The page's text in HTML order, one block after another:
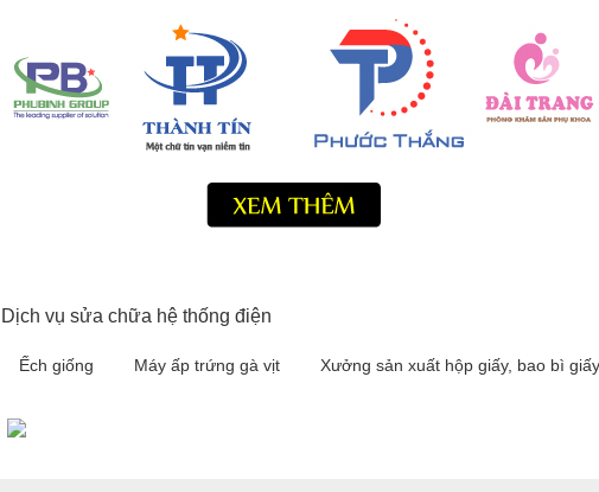
Dịch vụ sửa chữa hệ thống điện
Ếch giống Máy ấp trứng gà vịt Xưởng sản xuất hộp giấy, bao bì giấy